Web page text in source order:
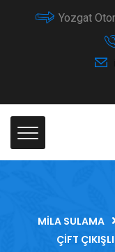
Yozgat
MILA SULAMA
ÇIFT